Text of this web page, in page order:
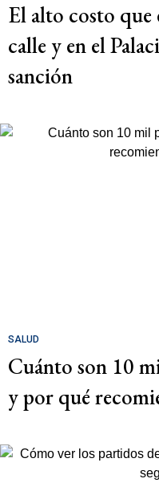
El alto costo que
calle y en el
sanción
SALUD
Cuánto son 10
y por qué